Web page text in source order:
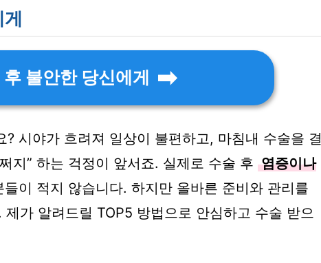
불안한 당신에게
? 시야가 흐려져 일상이 불편하고, 마침내 수술을 결
지” 하는 걱정이 앞서죠. 실제로 수술 후 염증이나
이 적지 않습니다. 하지만 올바른 준비와 관리를
가 알려드릴 TOP5 방법으로 안심하고 수술 받으